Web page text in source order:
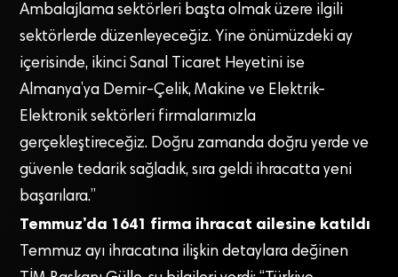
Ambalajlama sektörleri başta olmak üzere ilgili
sektörlerde düzenleyeceğiz. Yine önümüzdeki ay
içerisinde, ikinci Sanal Ticaret Heyetini ise
Almanya’ya Demir-Çelik, Makine ve Elektrik-
Elektronik sektörleri firmalarımızla
gerçekleştireceğiz. Doğru zamanda doğru yerde ve
güvenle tedarik sağladık, sıra geldi ihracatta yeni
başarılara.”
Temmuz’da 1641 firma ihracat ailesine katıldı
Temmuz ayı ihracatına ilişkin detaylara değinen